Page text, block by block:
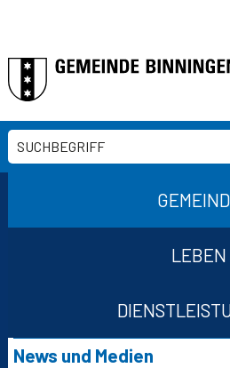
LEBEN
Suchformular
Suchbegriff
Subnavigation
News und Medien